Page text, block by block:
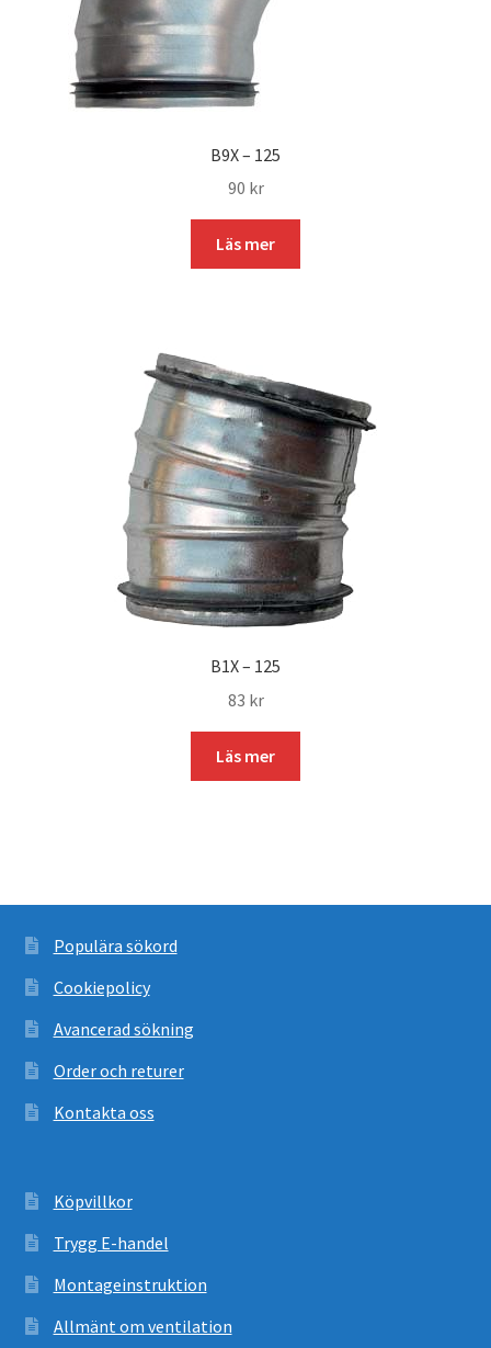
B9X – 125
90 kr
Läs mer
B1X – 125
83 kr
Läs mer
Populära sökord
Cookiepolicy
Avancerad sökning
Order och returer
Kontakta oss
Köpvillkor
Trygg E-handel
Montageinstruktion
Allmänt om ventilation